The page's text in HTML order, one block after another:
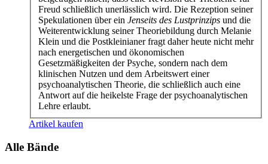
Freud schließlich unerlässlich wird. Die Rezeption seiner
Spekulationen über ein Jenseits des Lustprinzips und die
Weiterentwicklung seiner Theoriebildung durch Melanie
Klein und die Postkleinianer fragt daher heute nicht mehr
nach energetischen und ökonomischen
Gesetzmäßigkeiten der Psyche, sondern nach dem
klinischen Nutzen und dem Arbeitswert einer
psychoanalytischen Theorie, die schließlich auch eine
Antwort auf die heikelste Frage der psychoanalytischen
Lehre erlaubt.
Artikel kaufen
Alle Bände